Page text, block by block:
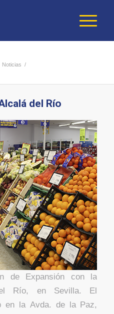
Noticias /
del Río
de Expansión con la
Río, en Sevilla. El
en la Avda. de la Paz,